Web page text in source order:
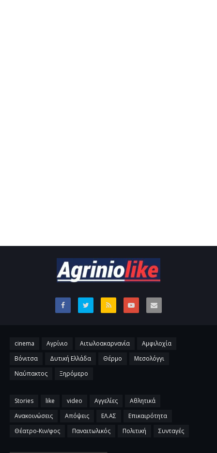
cinema Αγρίνιο Αιτωλοακαρνανία
Αμφιλοχία
Βόνιτσα
Δυτική Ελλάδα Θέρμο
Μεσολόγγι
Ναύπακτος
Ξηρόμερο
Stories like video Αγγελίες
Αθλητικά
Ανακοινώσεις
Απόψεις ΕΛ.ΑΣ
Επικαιρότητα
Θέατρο-Κιν/φος
Παναιτωλικός Πολιτική Συνταγές